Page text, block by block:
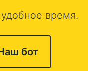
время.
бот